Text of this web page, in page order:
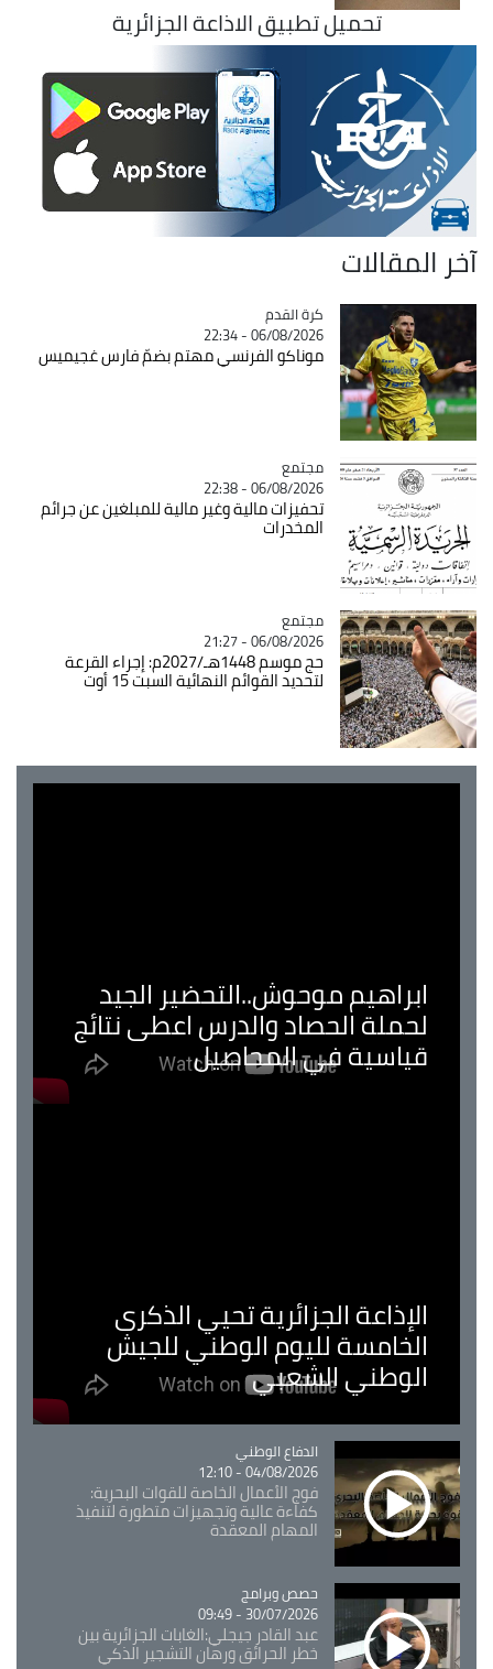
تحميل تطبيق الاذاعة الجزائرية
آخر المقالات
Catégorie
كرة القدم
06/08/2026 - 22:34
موناكو الفرنسي مهتم بضمّ فارس غجيميس
Catégorie
مجتمع
06/08/2026 - 22:38
تحفيزات مالية وغير مالية للمبلغين عن جرائم
المخدرات
Catégorie
مجتمع
06/08/2026 - 21:27
حج موسم 1448هـ/2027م: إجراء القرعة
لتحديد القوائم النهائية السبت 15 أوت
ابراهيم موحوش..التحضير الجيد
لحملة الحصاد والدرس اعطى نتائج
قياسية في المحاصيل
الإذاعة الجزائرية تحيي الذكرى
الخامسة لليوم الوطني للجيش
الوطني الشعبي
Catégorie
الدفاع الوطني
04/08/2026 - 12:10
فوج الأعمال الخاصة للقوات البحرية:
كفاءة عالية وتجهيزات متطورة لتنفيذ
المهام المعقدة
Catégorie
حصص وبرامج
30/07/2026 - 09:49
عبد القادر جيجلي:الغابات الجزائرية بين
خطر الحرائق ورهان التشجير الذكي